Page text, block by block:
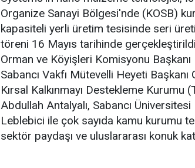
Organize Sanayi Bölgesi'nde (KOSB)
kapasiteli yerli üretim tesisinde seri
töreni 16 Mayıs tarihinde
Orman ve Köyişleri Komisyonu
Sabancı Vakfı Mütevelli Heyeti Başkanı
Kırsal Kalkınmayı Destekleme Kurumu
Abdullah Antalyalı, Sabancı
Leblebici ile çok sayıda kamu kurumu
sektör paydaşı ve uluslararası konuk